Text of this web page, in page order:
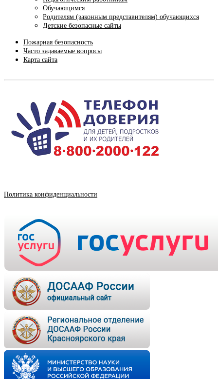
Обучающимся
Родителям (законным представителям) обучающихся
Детские безопасные сайты
Пожарная безопасность
Часто задаваемые вопросы
Карта сайта
Политика конфиденциальности